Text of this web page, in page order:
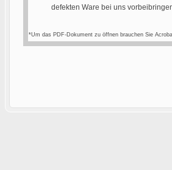
defekten Ware bei uns
*Um das PDF-Dokument zu öffnen brauchen Sie